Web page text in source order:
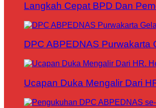
Langkah Cepat BPD Dan
DPC ABPEDNAS Purwakarta
Ucapan Duka Mengalir Dari